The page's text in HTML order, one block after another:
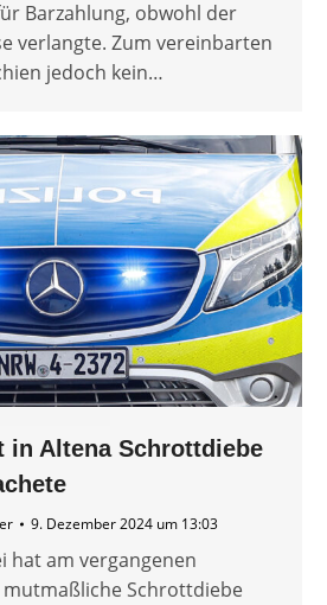
Barzahlung, obwohl der
verlangte. Zum vereinbarten
jedoch kein…
in Altena Schrottdiebe
9. Dezember 2024 um 13:03
hat am vergangenen
Schrottdiebe